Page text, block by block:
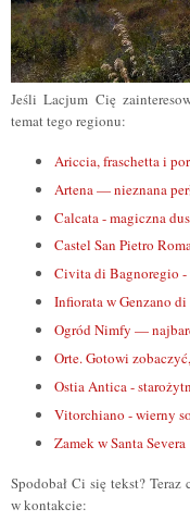
Jeśli Lacjum Cię
temat tego regionu:
Ariccia, fraschetta i
Artena — nieznana
Calcata - magiczna
Castel San Pietro
Civita di Bagnoregio -
Infiorata w Genzano di
Ogród Nimfy —
Orte. Gotowi
Ostia Antica -
Vitorchiano - wierny
Zamek w Santa Severa
Spodobał Ci się tekst?
w kontakcie: